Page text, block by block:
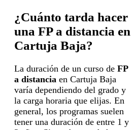
¿Cuánto tarda hacer
una FP a distancia en
Cartuja Baja?
La duración de un curso de FP
a distancia en Cartuja Baja
varía dependiendo del grado y
la carga horaria que elijas. En
general, los programas suelen
tener una duración de entre 1 y